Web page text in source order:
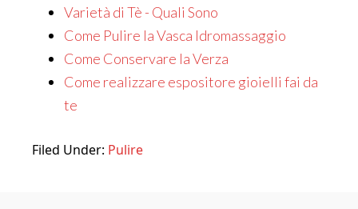
Varietà di Tè - Quali Sono
Come Pulire la Vasca Idromassaggio
Come Conservare la Verza
Come realizzare espositore gioielli fai da
te
Filed Under: Pulire